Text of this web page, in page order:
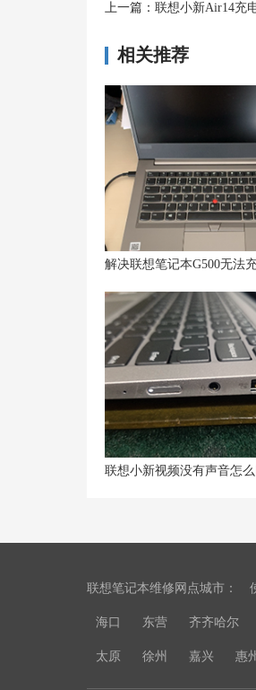
上一篇： 联想小新Air14充
相关推荐
联想笔记本维修网点城市：
海口 东营 齐齐哈尔
太原 徐州 嘉兴 惠